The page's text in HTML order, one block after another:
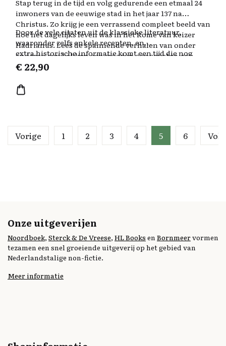
Stap terug in de tijd en volg gedurende een etmaal 24
inwoners van de eeuwige stad in het jaar 137 na
Christus. Zo krijg je een verrassend compleet beeld van
hoe het dagelijks leven was in het Rome van keizer
Hadrianus. Lees de spannende verhalen van onder
anderen een bakker, een moeder, een senator, een
slavin, een gladiator, een prostituee en een scholier en
wetenswaardigheden over het
oude Rome.
Door de vele citaten uit de klassieke literatuur,
waaronder zelfs enkele recepten, en
extra historische informatie komt een tijd die nog
altijd tot de verbeelding spreekt, tot leven.
€ 22,90
Vorige 1 2 3 4 5 6
Onze uitgeverijen
Noordboek, Sterck & De Vreese, HL Books enBornmeervormen
tezamen een snel groeiende uitgeverij op het gebied van
Nederlandstalige non-fictie.
Meer informatie